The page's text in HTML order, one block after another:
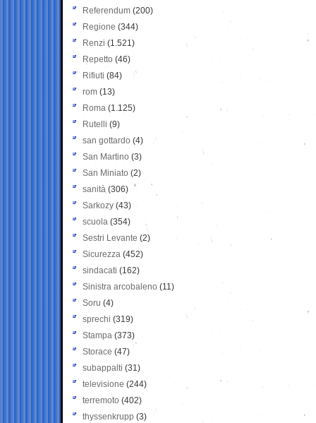
Referendum (200)
Regione (344)
Renzi (1.521)
Repetto (46)
Rifiuti (84)
rom (13)
Roma (1.125)
Rutelli (9)
san gottardo (4)
San Martino (3)
San Miniato (2)
sanità (306)
Sarkozy (43)
scuola (354)
Sestri Levante (2)
Sicurezza (452)
sindacati (162)
Sinistra arcobaleno (11)
Soru (4)
sprechi (319)
Stampa (373)
Storace (47)
subappalti (31)
televisione(244)
terremoto (402)
thyssenkrupp (3)